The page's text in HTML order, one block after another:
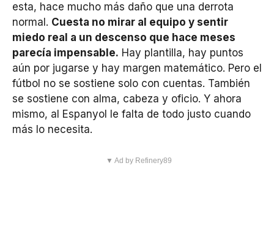
esta, hace mucho más daño que una derrota
normal. Cuesta no mirar al equipo y sentir
miedo real a un descenso que hace meses
parecía impensable. Hay plantilla, hay puntos
aún por jugarse y hay margen matemático. Pero el
fútbol no se sostiene solo con cuentas. También
se sostiene con alma, cabeza y oficio. Y ahora
mismo, al Espanyol le falta de todo justo cuando
más lo necesita.
▼ Ad by Refinery89